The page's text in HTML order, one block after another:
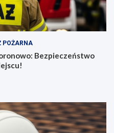
POŻARNA
Bezpieczeństwo